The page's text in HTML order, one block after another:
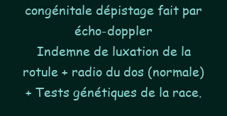
congénitale dépistage fait par
écho-doppler
Indemne de luxation de la
rotule + radio du dos (normale)
+ Tests génétiques de la race.